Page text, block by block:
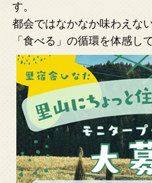
す。
都会ではなかなか味わえな
「食べる」の循環を体感し